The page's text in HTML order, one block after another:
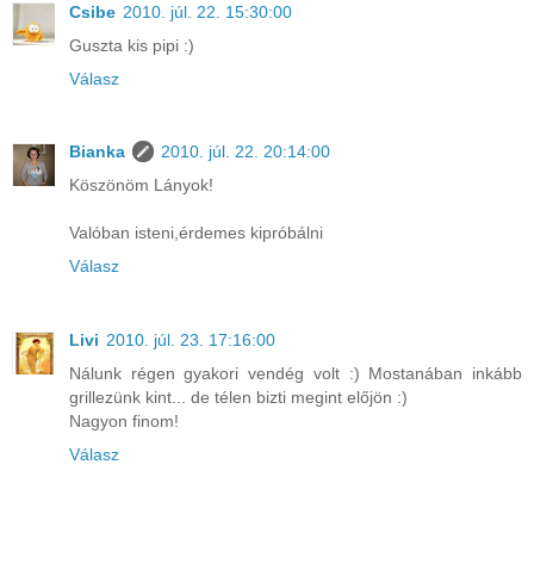
Csibe 2010. júl. 22. 15:30:00
Guszta kis pipi :)
Válasz
Bianka
2010. júl. 22. 20:14:00
Köszönöm Lányok!
Valóban isteni,érdemes kipróbálni
Válasz
Livi 2010. júl. 23. 17:16:00
Nálunk régen gyakori vendég volt :) Mostanában inkább
grillezünk kint... de télen bizti megint előjön :)
Nagyon finom!
Válasz